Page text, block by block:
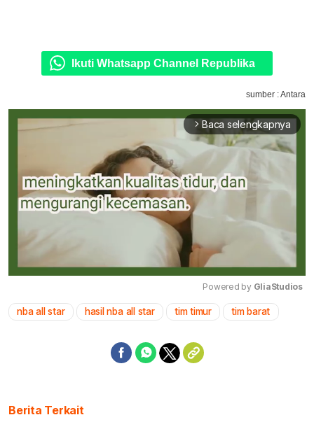
Ikuti Whatsapp Channel Republika
sumber : Antara
arrow_forward_ios Baca selengkapnya
Mute
Powered by GliaStudios
nba all star hasil nba all star tim timur tim barat
Berita Terkait